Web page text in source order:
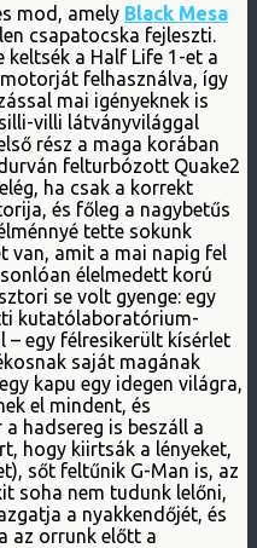
mod, amely Black Mesa
csapatocska fejleszti.
keltsék a Half Life 1-et a
felhasználva, így
mai igényeknek is
villi látványvilággal
rész a maga korában
felturbózott Quake2
ha csak a korrekt
és főleg a nagybetűs
tette sokunk
van, amit a mai napig fel
élelmedett korú
se volt gyenge: egy
kutatólaboratórium-
egy félresikerült kísérlet
saját magának
kapu egy idegen világra,
el mindent, és
hadsereg is beszáll a
hogy kiirtsák a lényeket,
sőt feltűnik G-Man is, az
soha nem tudunk lelőni,
a nyakkendőjét, és
az orrunk előtt a